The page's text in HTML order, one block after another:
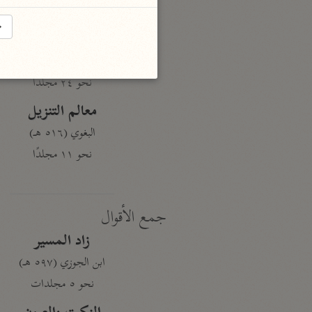
نحو ١٩ مجلدًا
الجامع لأحكام القرآن
نحو ٢٤ مجلدًا
معالم التنزيل
البغوي (٥١٦ هـ)
نحو ١١ مجلدًا
جمع الأقوال
زاد المسير
ابن الجوزي (٥٩٧ هـ)
نحو ٥ مجلدات